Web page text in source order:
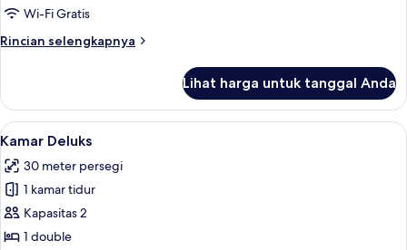
Wi-Fi Gratis
Rincian selengkapnya
Rincian
Suite
Junior
Lihat harga untuk tanggal Anda
Lihat
semua
foto
untuk
Kamar
Deluks
Kamar Deluks | Minibar, brankas,
5
Kamar Deluks
30 meter persegi
1 kamar tidur
Kapasitas 2
1 double